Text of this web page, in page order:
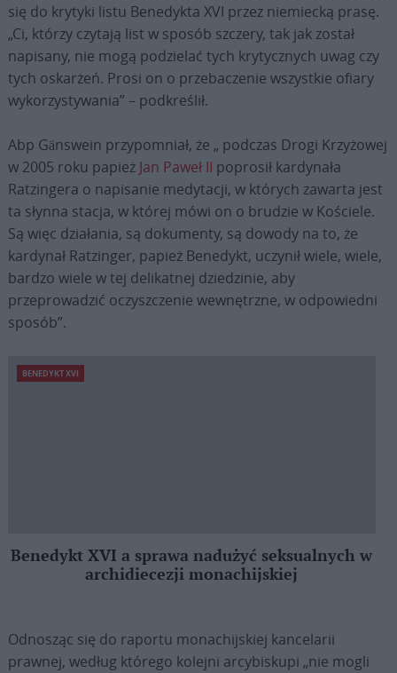
się do krytyki listu Benedykta XVI przez niemiecką prasę.
„Ci, którzy czytają list w sposób szczery, tak jak został
napisany, nie mogą podzielać tych krytycznych uwag czy
tych oskarżeń. Prosi on o przebaczenie wszystkie ofiary
wykorzystywania” – podkreślił.
Abp Gänswein przypomniał, że „ podczas Drogi Krzyżowej
w 2005 roku papież Jan Paweł II poprosił kardynała
Ratzingera o napisanie medytacji, w których zawarta jest
ta słynna stacja, w której mówi on o brudzie w Kościele.
Są więc działania, są dokumenty, są dowody na to, że
kardynał Ratzinger, papież Benedykt, uczynił wiele, wiele,
bardzo wiele w tej delikatnej dziedzinie, aby
przeprowadzić oczyszczenie wewnętrzne, w odpowiedni
sposób”.
BENEDYKT XVI
Benedykt XVI a sprawa nadużyć seksualnych w
archidiecezji monachijskiej
Odnosząc się do raportu monachijskiej kancelarii
prawnej, według którego kolejni arcybiskupi „nie mogli